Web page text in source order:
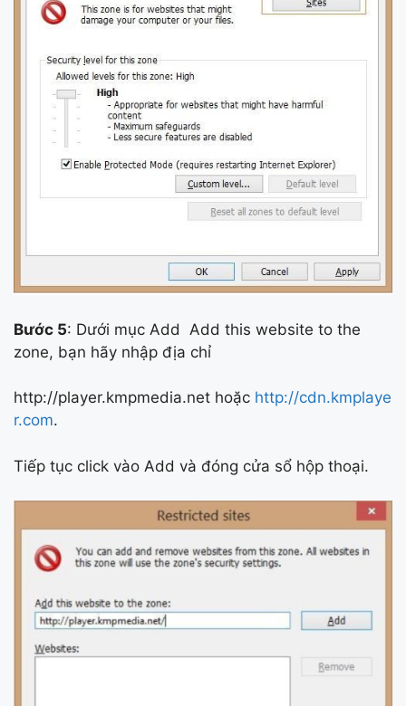
Bước 5: Dưới mục Add
Add this website to the
zone, bạn hãy nhập địa chỉ
http://player.kmpmedia.net hoặc http://cdn.kmplaye
r.com.
Tiếp tục click vào Add và đóng cửa sổ hộp thoại.